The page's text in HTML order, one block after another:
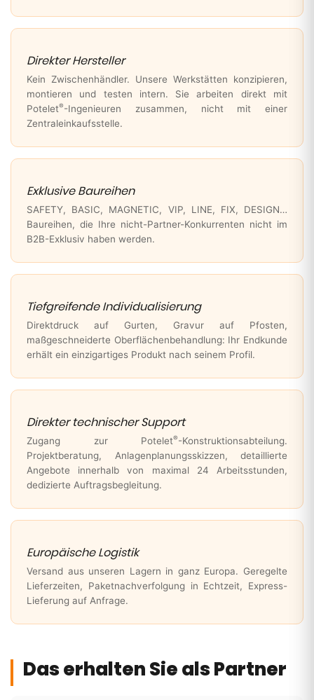
Direkter Hersteller
Kein Zwischenhändler. Unsere Werkstätten konzipieren,
montieren und testen intern. Sie arbeiten direkt mit
Potelet®-Ingenieuren zusammen, nicht mit einer
Zentraleinkaufsstelle.
Exklusive Baureihen
SAFETY, BASIC, MAGNETIC, VIP, LINE, FIX, DESIGN…
Baureihen, die Ihre nicht-Partner-Konkurrenten nicht im
B2B-Exklusiv haben werden.
Tiefgreifende Individualisierung
Direktdruck auf Gurten, Gravur auf Pfosten,
maßgeschneiderte Oberflächenbehandlung: Ihr Endkunde
erhält ein einzigartiges Produkt nach seinem Profil.
Direkter technischer Support
Zugang zur Potelet®-Konstruktionsabteilung.
Projektberatung, Anlagenplanungsskizzen, detaillierte
Angebote innerhalb von maximal 24 Arbeitsstunden,
dedizierte Auftragsbegleitung.
Europäische Logistik
Versand aus unseren Lagern in ganz Europa. Geregelte
Lieferzeiten, Paketnachverfolgung in Echtzeit, Express-
Lieferung auf Anfrage.
Das erhalten Sie als Partner